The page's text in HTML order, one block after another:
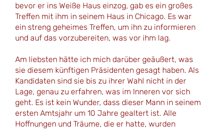
bevor er ins Weiße Haus einzog, gab es ein großes
Treffen mit ihm in seinem Haus in Chicago. Es war
ein streng geheimes Treffen, um ihn zu informieren
und auf das vorzubereiten, was vor ihm lag.
Am liebsten hätte ich mich darüber geäußert, was
sie diesem künftigen Präsidenten gesagt haben. Als
Kandidaten sind sie bis zu ihrer Wahl nicht in der
Lage, genau zu erfahren, was im Inneren vor sich
geht. Es ist kein Wunder, dass dieser Mann in seinem
ersten Amtsjahr um 10 Jahre gealtert ist. Alle
Hoffnungen und Träume, die er hatte, wurden